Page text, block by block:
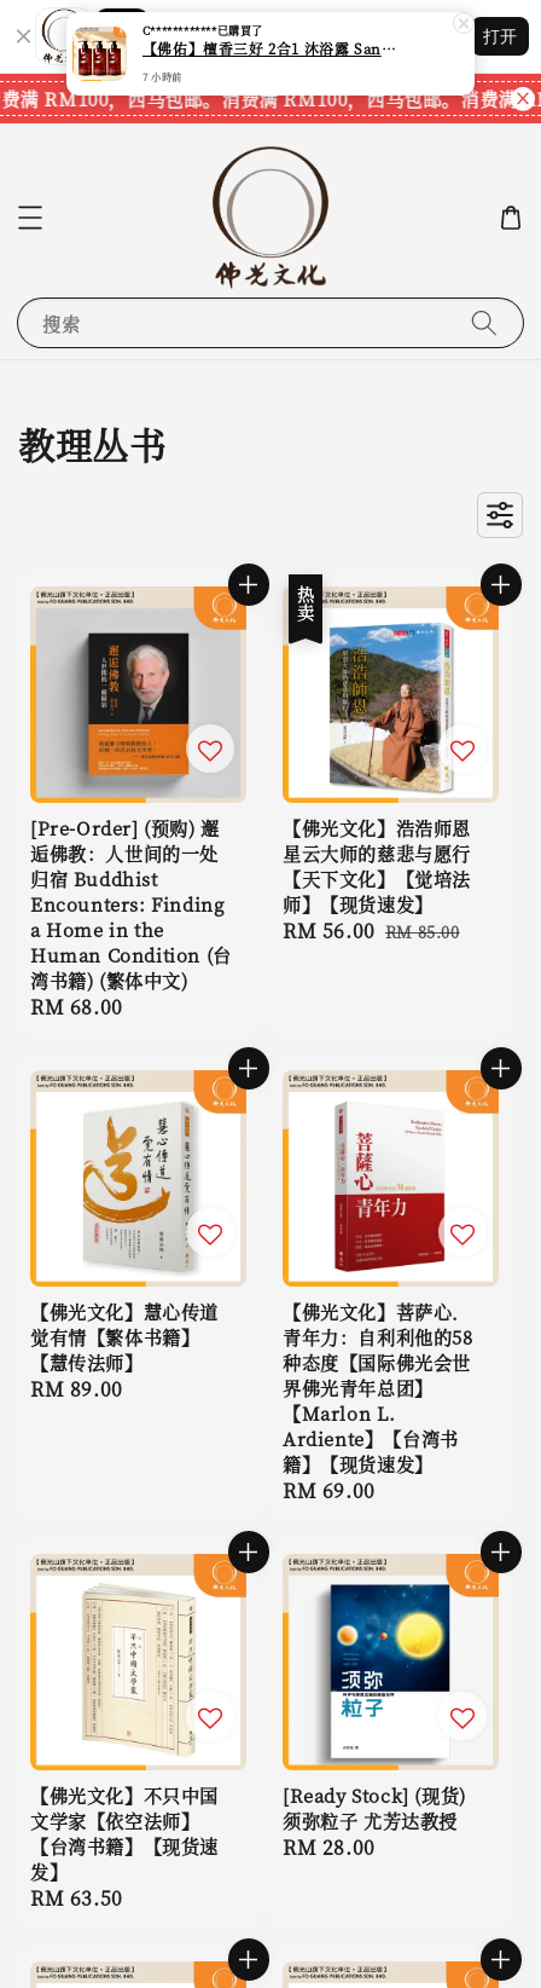
Shopping: 追踪您的订单
您信赖的商店
打开
满 RM100，西马包邮。消费满 RM100，西马包邮。消费满
搜索
教理丛书
[Pre-Order] (预购) 邂
逅佛教：人世间的一处
归宿 Buddhist
Encounters: Finding
a Home in the
Human Condition (台
湾书籍) (繁体中文)
Regular
RM 68.00
热卖
【佛光文化】浩浩师恩
星云大师的慈悲与愿行
【天下文化】【觉培法
师】【现货速发】
Sale
RM 56.00 Regular
RM 85.00
【佛光文化】慧心传道
觉有情【繁体书籍】
【慧传法师】
Regular
RM 89.00
【佛光文化】菩萨心．
青年力：自利利他的58
种态度【国际佛光会世
界佛光青年总团】
【Marlon L.
Ardiente】【台湾书
籍】【现货速发】
Regular
RM 69.00
【佛光文化】不只中国
文学家【依空法师】
【台湾书籍】【现货速
发】
Regular
RM 63.50
[Ready Stock] (现货)
须弥粒子 尤芳达教授
Regular
RM 28.00
C************已購買了
【佛佑】檀香三好 2合1 沐浴露 Sandalwood Hair&Body Shampoo【1套3支】【750ml一支】【现货速发】
7 小時前